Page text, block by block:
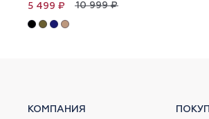
10 999 ₽
5 499 ₽
КОМПАНИЯ